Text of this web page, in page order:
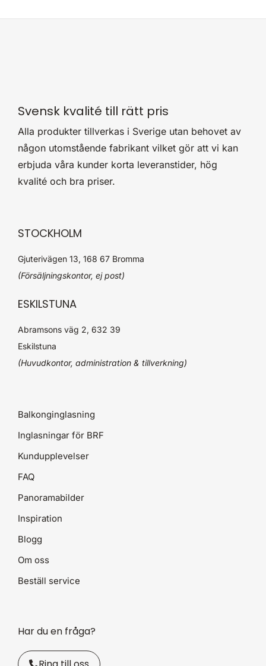
Svensk kvalité till rätt pris
Alla produkter tillverkas i Sverige utan behovet av
någon utomstående fabrikant vilket gör att vi kan
erbjuda våra kunder korta leveranstider, hög
kvalité och bra priser.
STOCKHOLM
Gjuterivägen 13, 168 67 Bromma
(Försäljningskontor, ej post)
ESKILSTUNA
Abramsons väg 2, 632 39
Eskilstuna
(Huvudkontor, administration & tillverkning)
Balkonginglasning
Inglasningar för BRF
Kundupplevelser
FAQ
Panoramabilder
Inspiration
Blogg
Om oss
Beställ service
Har du en fråga?